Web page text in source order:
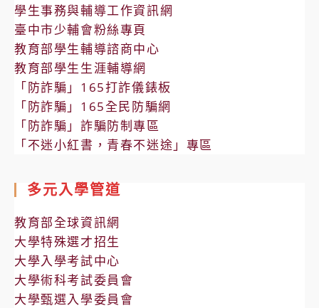
學生事務與輔導工作資訊網
臺中市少輔會粉絲專頁
教育部學生輔導諮商中心
教育部學生生涯輔導網
「防詐騙」165打詐儀錶板
「防詐騙」165全民防騙網
「防詐騙」詐騙防制專區
「不迷小紅書，青春不迷途」專區
多元入學管道
教育部全球資訊網
大學特殊選才招生
大學入學考試中心
大學術科考試委員會
大學甄選入學委員會